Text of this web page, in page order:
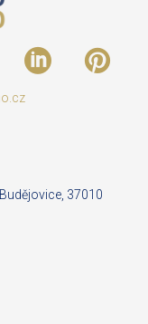
37010